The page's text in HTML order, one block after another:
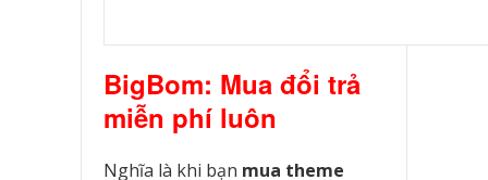
BigBom: Mua đổi trả
miễn phí luôn
Nghĩa là khi bạn mua theme